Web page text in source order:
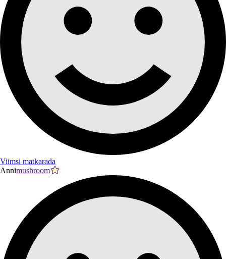
Viimsi matkarada
Annimushroom